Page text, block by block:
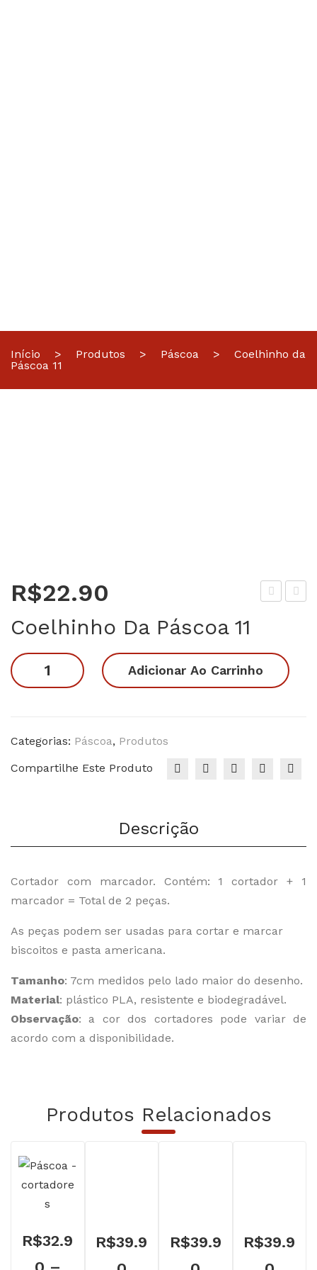
Início > Produtos > Páscoa >
Coelhinho da
Páscoa 11
de
Coe
lho
Pás
R$22.90
Coelhinho Da Páscoa 11
Coelhinho
da
quantidade
Adicionar Ao Carrinho
Categorias: Páscoa, Produtos
Compartilhe Este Produto
Descrição
Cortador com marcador. Contém: 1 cortador + 1
marcador = Total de 2 peças.
As peças podem ser usadas para cortar e marcar
biscoitos e pasta americana.
Tamanho: 7cm medidos pelo lado maior do desenho.
Material: plástico PLA, resistente e biodegradável.
Observação: a cor dos cortadores pode variar de
acordo com a disponibilidade.
Produtos Relacionados
R$32.9
R$39.9
R$39.9
R$39.9